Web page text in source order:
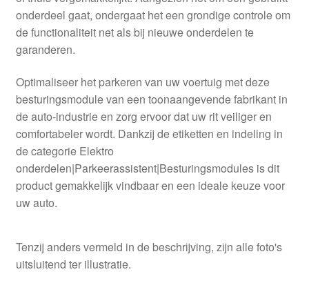
onderdeel gaat, ondergaat het een grondige controle om
de functionaliteit net als bij nieuwe onderdelen te
garanderen.
Optimaliseer het parkeren van uw voertuig met deze
besturingsmodule van een toonaangevende fabrikant in
de auto-industrie en zorg ervoor dat uw rit veiliger en
comfortabeler wordt. Dankzij de etiketten en indeling in
de categorie Elektro
onderdelen|Parkeerassistent|Besturingsmodules is dit
product gemakkelijk vindbaar en een ideale keuze voor
uw auto.
Tenzij anders vermeld in de beschrijving, zijn alle foto's
uitsluitend ter illustratie.